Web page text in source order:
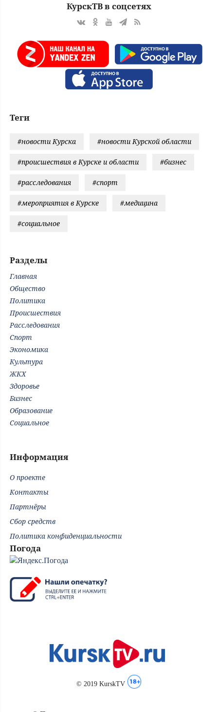
КурскТВ в соцсетях
Теги
#новости Курска #новости Курской области
#происшествия в Курске и области #бизнес
#расследования #спорт
#мероприятия в Курске #медицина
#социальное
Разделы
Главная
Общество
Политика
Происшествия
Расследования
Спорт
Экономика
Культура
ЖКХ
Здоровье
Бизнес
Образование
Социальное
Информация
О проекте
Контакты
Партнёры
Сбор средств
Политика конфиденциальности
Погода
© 2019 KurskTV